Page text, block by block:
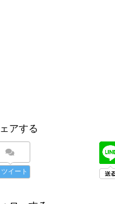
アする
ツイート